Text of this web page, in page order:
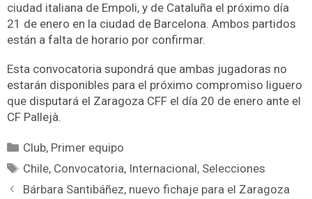
ciudad italiana de Empoli, y de Cataluña el próximo día
21 de enero en la ciudad de Barcelona. Ambos partidos
están a falta de horario por confirmar.
Esta convocatoria supondrá que ambas jugadoras no
estarán disponibles para el próximo compromiso liguero
que disputará el Zaragoza CFF el día 20 de enero ante el
CF Pallejà.
Club, Primer equipo
Chile, Convocatoria, Internacional, Selecciones
Bárbara Santibáñez, nuevo fichaje para el Zaragoza